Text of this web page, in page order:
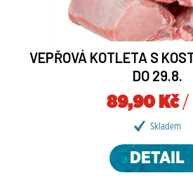
VEPŘOVÁ KOTLETA S
DO 29.8.
89,90 Kč/
Skladem
DETAIL